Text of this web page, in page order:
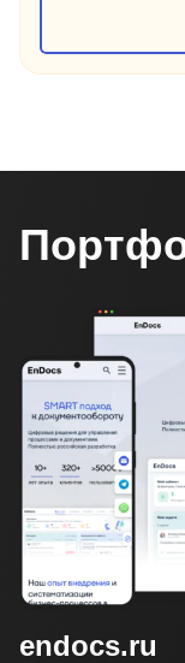
endocs.ru